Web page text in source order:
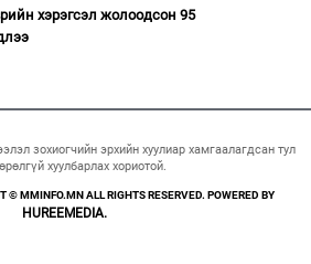
хэрэгсэл жолоодсон 95
зохиогчийн эрхийн хуулиар хамгаалагдсан тул
хуулбарлах хориотой.
© MMINFO.MN ALL RIGHTS RESERVED. POWERED BY
HUREEMEDIA.